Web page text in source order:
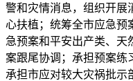
警和灾情消息，组织开展
心扶植；统筹全市应急预
急预案和平安出产类、天
案跟尾协调；承担预案练
承担市应对较大灾祸批示